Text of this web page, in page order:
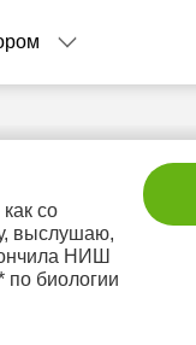
со
выслушаю,
НИШ
биологии